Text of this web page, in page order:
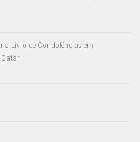
Livro de Condolências em
Catar